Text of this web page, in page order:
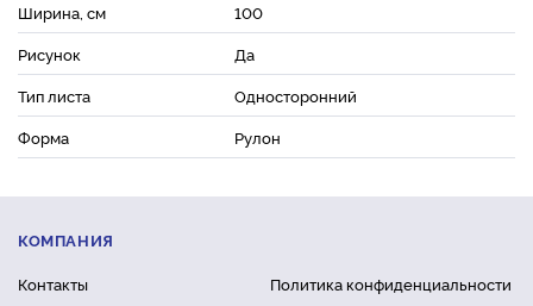
Ширина, см
100
Рисунок
Да
Тип листа
Односторонний
Форма
Рулон
КОМПАНИЯ
Контакты
Политика конфиденциальности